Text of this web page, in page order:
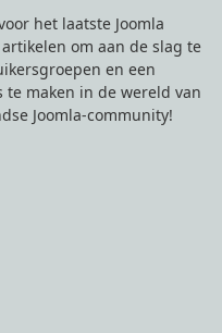
het laatste Joomla
om aan de slag te
en een
maken in de wereld van
Joomla-community!